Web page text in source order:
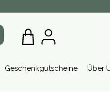
Geschenkgutscheine Über